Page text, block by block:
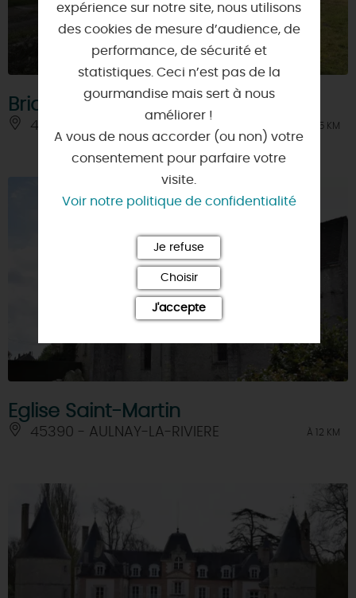
Briarres-sur-Essonne
45390 - BRIARRES-SUR-ESSONNE À 11.5 KM
Eglise Saint-Martin
45390 - AULNAY-LA-RIVIERE À 12 KM
expérience sur notre site, nous utilisons
des cookies de mesure d’audience, de
performance, de sécurité et
statistiques. Ceci n’est pas de la
gourmandise mais sert à nous
améliorer !
A vous de nous accorder (ou non) votre
consentement pour parfaire votre
visite.
Voir notre politique de confidentialité
Je refuse
Choisir
J'accepte